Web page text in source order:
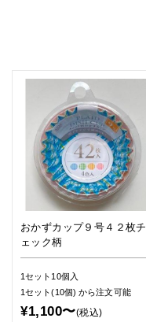
おかずカップ９号４２枚チ
ェック柄
1セット10個入
1セット(10個)から注文可能
¥1,100〜(税込)